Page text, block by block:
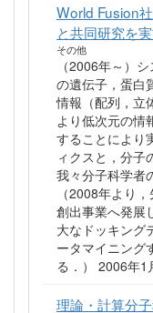
World Fusion
と共同研究を
その他
（2006年～）
の遺伝子，蛋白
情報（配列，立
より低次元の情
することにより
ィクスと，分子
我々分子科学者
（2008年より
創出事業へ発展
大なドッキング
ータマイニング
る．） 2006年1
理論・計算分